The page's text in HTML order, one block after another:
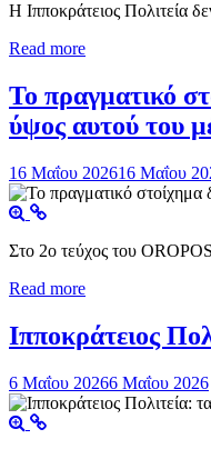
Η Ιπποκράτειος Πολιτεία
Read more
Το πραγματικό
ύψος αυτού του
16 Μαΐου 202616 Μαΐου
Στο 2ο τεύχος του
Read more
Ιπποκράτειος
6 Μαΐου 20266 Μαΐου 2026